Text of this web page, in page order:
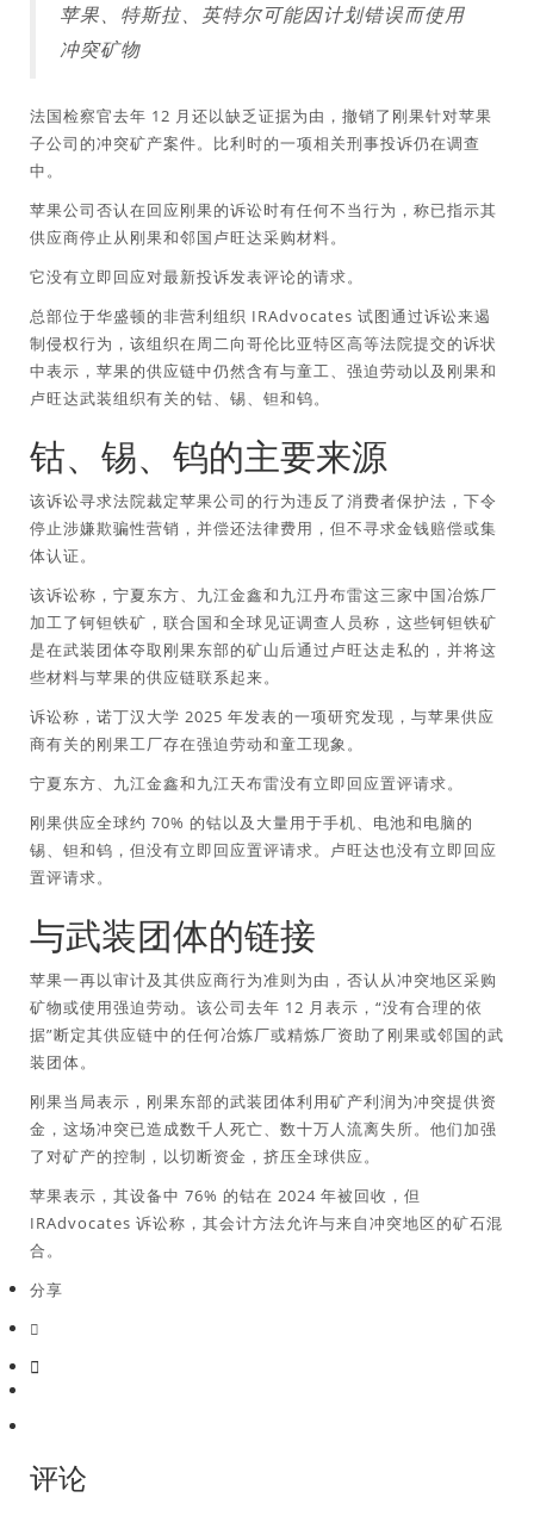
苹果、特斯拉、英特尔可能因计划错误而使用
冲突矿物
法国检察官去年 12 月还以缺乏证据为由，撤销了刚果针对苹果
子公司的冲突矿产案件。比利时的一项相关刑事投诉仍在调查
中。
苹果公司否认在回应刚果的诉讼时有任何不当行为，称已指示其
供应商停止从刚果和邻国卢旺达采购材料。
它没有立即回应对最新投诉发表评论的请求。
总部位于华盛顿的非营利组织 IRAdvocates 试图通过诉讼来遏
制侵权行为，该组织在周二向哥伦比亚特区高等法院提交的诉状
中表示，苹果的供应链中仍然含有与童工、强迫劳动以及刚果和
卢旺达武装组织有关的钴、锡、钽和钨。
钴、锡、钨的主要来源
该诉讼寻求法院裁定苹果公司的行为违反了消费者保护法，下令
停止涉嫌欺骗性营销，并偿还法律费用，但不寻求金钱赔偿或集
体认证。
该诉讼称，宁夏东方、九江金鑫和九江丹布雷这三家中国冶炼厂
加工了钶钽铁矿，联合国和全球见证调查人员称，这些钶钽铁矿
是在武装团体夺取刚果东部的矿山后通过卢旺达走私的，并将这
些材料与苹果的供应链联系起来。
诉讼称，诺丁汉大学 2025 年发表的一项研究发现，与苹果供应
商有关的刚果工厂存在强迫劳动和童工现象。
宁夏东方、九江金鑫和九江天布雷没有立即回应置评请求。
刚果供应全球约 70% 的钴以及大量用于手机、电池和电脑的
锡、钽和钨，但没有立即回应置评请求。卢旺达也没有立即回应
置评请求。
与武装团体的链接
苹果一再以审计及其供应商行为准则为由，否认从冲突地区采购
矿物或使用强迫劳动。该公司去年 12 月表示，“没有合理的依
据”断定其供应链中的任何冶炼厂或精炼厂资助了刚果或邻国的武
装团体。
刚果当局表示，刚果东部的武装团体利用矿产利润为冲突提供资
金，这场冲突已造成数千人死亡、数十万人流离失所。他们加强
了对矿产的控制，以切断资金，挤压全球供应。
苹果表示，其设备中 76% 的钴在 2024 年被回收，但
IRAdvocates 诉讼称，其会计方法允许与来自冲突地区的矿石混
合。
分享
评论